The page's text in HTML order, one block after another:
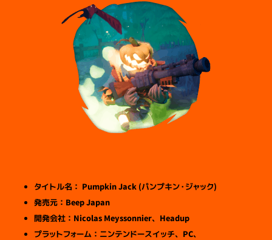
タイトル名： Pumpkin Jack (パンプキン・ジャック)
発売元：Beep Japan
開発会社：Nicolas Meyssonnier、Headup
プラットフォーム：ニンテンドースイッチ、PC、